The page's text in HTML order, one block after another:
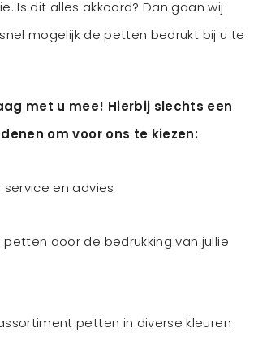
Is dit alles akkoord? Dan gaan wij
mogelijk de petten bedrukt bij u te
met u mee! Hierbij slechts een
om voor ons te kiezen:
service en advies
petten door de bedrukking van jullie
petten in diverse kleuren